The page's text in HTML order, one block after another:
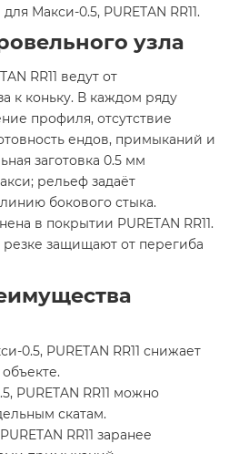
Макси-0.5, PURETAN RR11.
узла
RR11 ведут от
к коньку. В каждом ряду
профиля, отсутствие
ендов, примыканий и
заготовка 0.5 мм
рельеф задаёт
бокового стыка.
в покрытии PURETAN RR11.
защищают от перегиба
0.5, PURETAN RR11 снижает
PURETAN RR11 можно
скатам.
RR11 заранее